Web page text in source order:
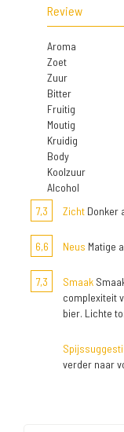
Review
Aroma
Zoet
Zuur
Bitter
Fruitig
Moutig
Kruidig
Body
Koolzuur
Alcohol
7,3
Zicht Donker
6,6 Neus Matige
7,3 Smaak
complexiteit
bier. Lichte
verder naar